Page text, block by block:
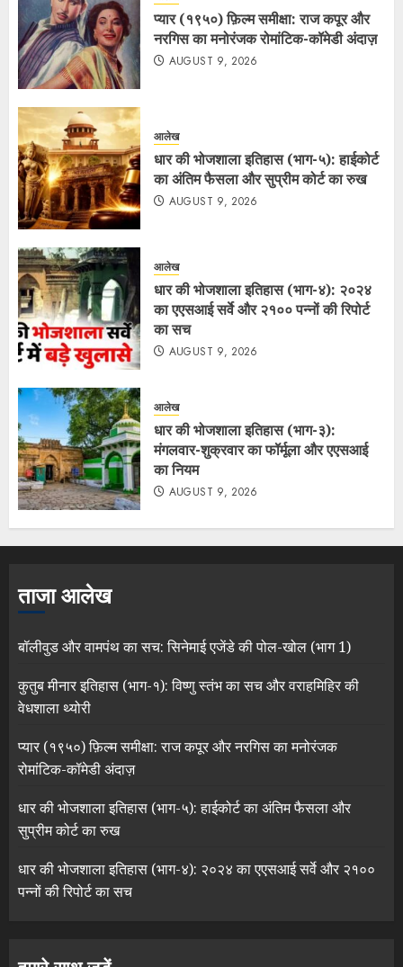
प्यार (१९५०) फ़िल्म समीक्षा: राज कपूर और
नरगिस का मनोरंजक रोमांटिक-कॉमेडी अंदाज़
AUGUST 9, 2026
आलेख
धार की भोजशाला इतिहास (भाग-५): हाईकोर्ट
का अंतिम फैसला और सुप्रीम कोर्ट का रुख
AUGUST 9, 2026
आलेख
धार की भोजशाला इतिहास (भाग-४): २०२४
का एएसआई सर्वे और २१०० पन्नों की रिपोर्ट
का सच
AUGUST 9, 2026
आलेख
धार की भोजशाला इतिहास (भाग-३):
मंगलवार-शुक्रवार का फॉर्मूला और एएसआई
का नियम
AUGUST 9, 2026
ताजा आलेख
बॉलीवुड और वामपंथ का सच: सिनेमाई एजेंडे की पोल-खोल (भाग 1)
कुतुब मीनार इतिहास (भाग-१): विष्णु स्तंभ का सच और वराहमिहिर की
वेधशाला थ्योरी
प्यार (१९५०) फ़िल्म समीक्षा: राज कपूर और नरगिस का मनोरंजक
रोमांटिक-कॉमेडी अंदाज़
धार की भोजशाला इतिहास (भाग-५): हाईकोर्ट का अंतिम फैसला और
सुप्रीम कोर्ट का रुख
धार की भोजशाला इतिहास (भाग-४): २०२४ का एएसआई सर्वे और २१००
पन्नों की रिपोर्ट का सच